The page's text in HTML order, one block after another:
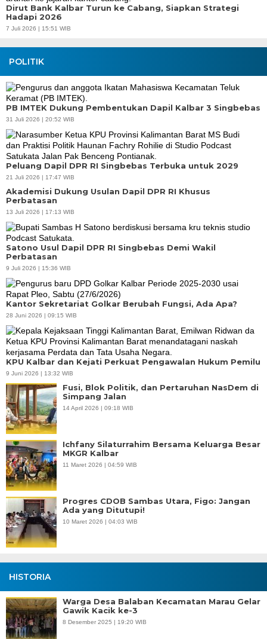
Dirut Bank Kalbar Turun ke Cabang, Siapkan Strategi
Hadapi 2026
7 Juli 2026 | 15:51 WIB
POLITIK
PB IMTEK Dukung Pembentukan Dapil Kalbar 3 Singbebas
31 Juli 2026 | 20:52 WIB
Peluang Dapil DPR RI Singbebas Terbuka untuk 2029
21 Juli 2026 | 17:47 WIB
Akademisi Dukung Usulan Dapil DPR RI Khusus
Perbatasan
13 Juli 2026 | 17:13 WIB
Satono Usul Dapil DPR RI Singbebas Demi Wakil
Perbatasan
9 Juli 2026 | 15:36 WIB
Kantor Sekretariat Golkar Berubah Fungsi, Ada Apa?
28 Juni 2026 | 09:15 WIB
KPU Kalbar dan Kejati Perkuat Pengawalan Hukum Pemilu
9 Juni 2026 | 13:32 WIB
Fusi, Blok Politik, dan Pertaruhan NasDem di
Simpang Jalan
14 April 2026 | 09:18 WIB
Ichfany Silaturrahim Bersama Keluarga Besar
MKGR Kalbar
11 Maret 2026 | 04:59 WIB
Progres CDOB Sambas Utara, Figo: Jangan
Ada yang Ditutupi!
10 Maret 2026 | 04:03 WIB
HISTORIA
Warga Desa Balaban Kecamatan Marau Gelar
Gawik Kacik ke-3
8 Desember 2025 | 19:20 WIB